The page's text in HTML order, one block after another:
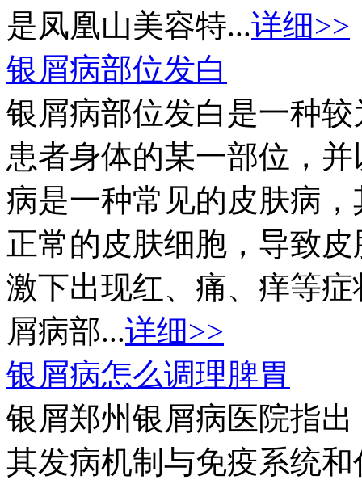
是凤凰山美容特...详细>>
银屑病部位发白
银屑病部位发白是一种
患者身体的某一部位，
病是一种常见的皮肤病
正常的皮肤细胞，导致
激下出现红、痛、痒等
屑病部...详细>>
银屑病怎么调理脾胃
银屑郑州银屑病医院指
其发病机制与免疫系统